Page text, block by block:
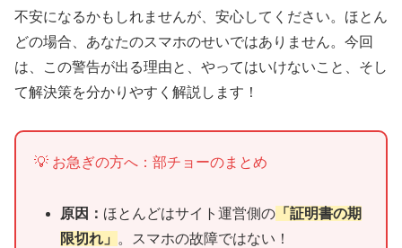
不安になるかもしれませんが、安心してください。ほとん
どの場合、あなたのスマホのせいではありません。今回
は、この警告が出る理由と、やってはいけないこと、そし
て解決策を分かりやすく解説します！
💡 お急ぎの方へ：部チョーのまとめ
原因： ほとんどはサイト運営側の 「証明書の期
限切れ」
。スマホの故障ではない！